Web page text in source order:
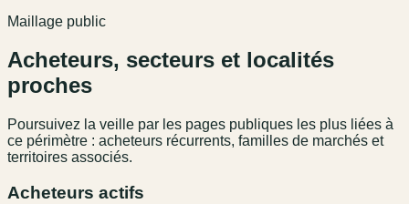
Maillage public
Acheteurs, secteurs et localités
proches
Poursuivez la veille par les pages publiques les plus liées à
ce périmètre : acheteurs récurrents, familles de marchés et
territoires associés.
Acheteurs actifs